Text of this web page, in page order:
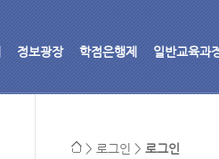
정보광장 학점은행제 일반교육과
> 로그인 > 로그인